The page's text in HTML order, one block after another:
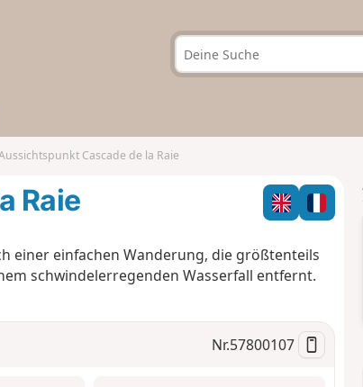
Cascade de la Raie
Raie
einer einfachen Wanderung, die größtenteils
schwindelerregenden Wasserfall entfernt.
Nr.57800107